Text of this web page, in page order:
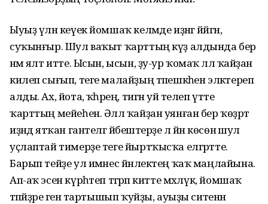
Ыуыҙ үлән кеүек йомшаҡ келәмде иҙәнгә йәйгән,
суҡынғыр. Шул ваҡыт ҡарттың күҙ алдында бер
нәмә ялт итте. Ысын, ысын, ҙу-ур ҡомаҡ әллә ҡайҙан
килеп сығып, теге малайҙың тәпешкәһен эләктереп
алды. Ах, йота, ҡәһәрең, тигән уй телеп үтте
ҡарттың мейеһен. Әллә ҡайҙан уянған бер ҡөҙрәт
иҙәндә ятҡан гантелгә йәбештерҙе лә йән көсөнә шул
уҫлаптай тимерҙе теге йыртҡысҡа елгәртте.
Барып тейҙе ул имәнес йәнлектең ҡаҡ маңлайына.
Ап-аҡ эсен күрһәтеп тәгәрәп китте мәхлүк, йомшаҡ
тәпәйҙәре генә тартышып ҡуйҙы, ауыҙы ситенән